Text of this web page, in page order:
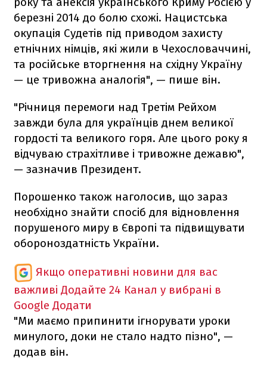
березні 2014 до болю схожі. Нацистська
окупація Судетів під приводом захисту
етнічних німців, які жили в Чехословаччині,
та російське вторгнення на східну Україну
— це тривожна аналогія", — пише він.
"Річниця перемоги над Третім Рейхом
завжди була для українців днем великої
гордості та великого горя. Але цього року я
відчуваю страхітливе і тривожне дежавю",
— зазначив Президент.
Порошенко також наголосив, що зараз
необхідно знайти спосіб для відновлення
порушеного миру в Європі та підвищувати
обороноздатність України.
Якщо оперативні новини для вас
важливі Додайте 24 Канал у вибрані в
Google Додати
"Ми маємо припинити ігнорувати уроки
минулого, доки не стало надто пізно", —
додав він.